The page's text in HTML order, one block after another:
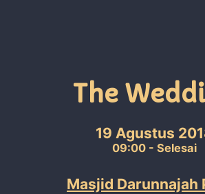
The
19 Agustus
09:00 - Selesai
Masjid Darunnajah